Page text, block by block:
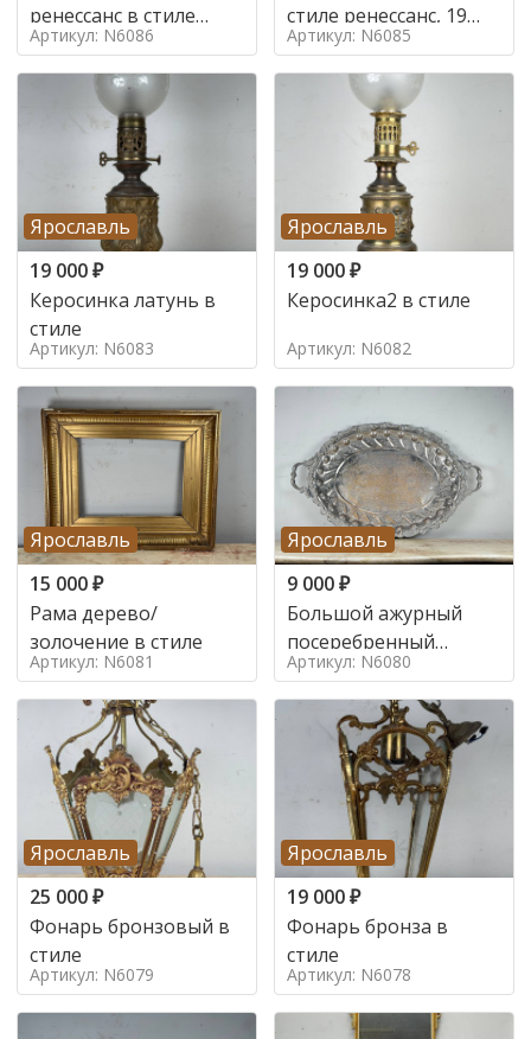
ренессанс в стиле
ренессанс,
Артикул: N6086
стиле ренессанс, 19
век
Артикул: N6085
Ярославль
19 000₽
Керосинка латунь в
стиле
Артикул: N6083
Ярославль
19 000₽
Керосинка2 в стиле
Артикул: N6082
Ярославль
15 000₽
Рама дерево/
золочение в стиле
Артикул: N6081
Ярославль
9 000₽
Большой ажурный
посеребренный
поднос в стиле
Артикул: N6080
Ярославль
25 000₽
Фонарь бронзовый в
стиле
Артикул: N6079
Ярославль
19 000₽
Фонарь бронза в
стиле
Артикул: N6078